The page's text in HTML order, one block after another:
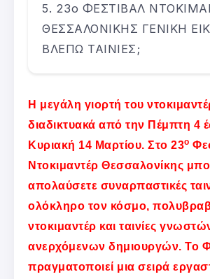
23ο ΦΕΣΤΙΒΑΛ
ΘΕΣΣΑΛΟΝΙΚΗΣ ΓΕΝΙΚΗ
ΒΛΕΠΩ ΤΑΙΝΙΕΣ;
Η μεγάλη γιορτή του
διαδικτυακά από την Πέμπτη 4
Κυριακή 14 Μαρτίου. Στο 23ο
Ντοκιμαντέρ Θεσσαλονίκης
απολαύσετε συναρπαστικές
ολόκληρο τον κόσμο,
ντοκιμαντέρ και ταινίες
ανερχόμενων δημιουργών. Το
πραγματοποιεί μια σειρά